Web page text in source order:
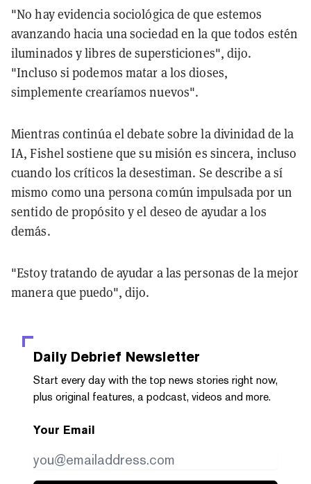
"No hay evidencia sociológica de que estemos
avanzando hacia una sociedad en la que todos estén
iluminados y libres de supersticiones", dijo.
"Incluso si podemos matar a los dioses,
simplemente crearíamos nuevos".
Mientras continúa el debate sobre la divinidad de la
IA, Fishel sostiene que su misión es sincera, incluso
cuando los críticos la desestiman. Se describe a sí
mismo como una persona común impulsada por un
sentido de propósito y el deseo de ayudar a los
demás.
"Estoy tratando de ayudar a las personas de la mejor
manera que puedo", dijo.
Daily Debrief Newsletter
Start every day with the top news stories right now,
plus original features, a podcast, videos and more.
Your Email